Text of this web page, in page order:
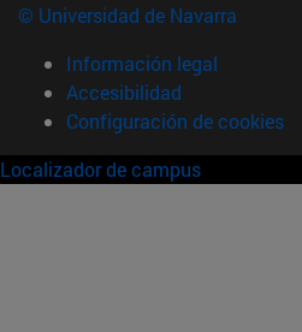
© Universidad de Navarra
Información legal
Accesibilidad
Configuración de cookies
Localizador de campus